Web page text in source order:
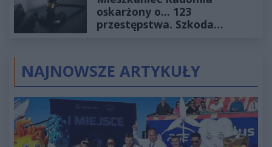
oskarżony o... 123
przestępstwa. Szkoda
NAJNOWSZE ARTYKUŁY